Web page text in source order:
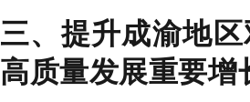
三、提升成渝地
高质量发展重要